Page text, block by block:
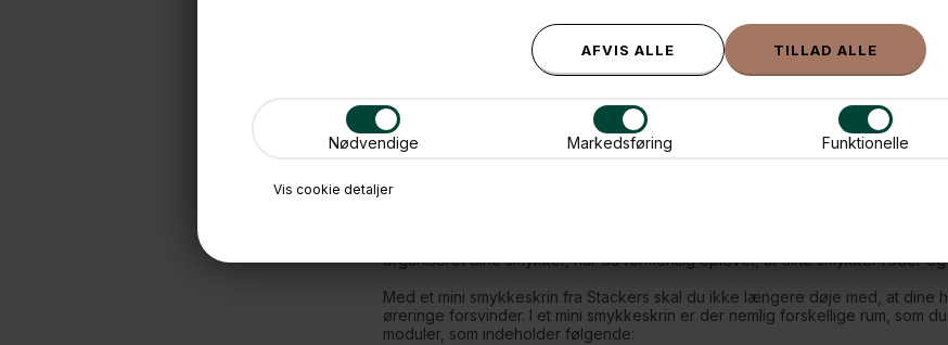
Nødvendige Markedsføring Funktionelle
Vis cookie detaljer
Derudover er Stackers mini smykkeskrin super dekorative og vil pynte på
med på farten eller rejsen, fordi det ikke fylder så meget. Det smarte ved
smykkeskrin, som du vil, og altid tilføje flere kasser eller moduler til din
de mini smykkeskrin som du finder her på siden også er kompatible med de
her hos BOXdeLUX.
Her på siden kan du gå på opdagelse i vores udvalg af Stackers mini
Selvom du vælger et mini smykkeskrin fra Stackers, er der stadig plads til
dine smykker. Det er vigtigt, at du beskytter dine smykker og opbevarer
organiseret dine smykker, har du formentlig oplevet, at dine smykker roder
Med et mini smykkeskrin fra Stackers skal du ikke længere døje med, at
øreringe forsvinder. I et mini smykkeskrin er der nemlig forskellige rum, som
moduler, som indeholder følgende: